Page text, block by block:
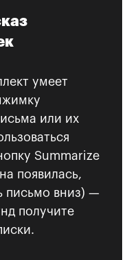
умеет
или их
Summarize
появилась,
письмо вниз) —
получите